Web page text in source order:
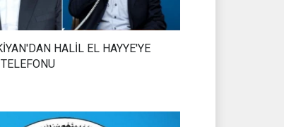
HALİL EL HAYYE'YE